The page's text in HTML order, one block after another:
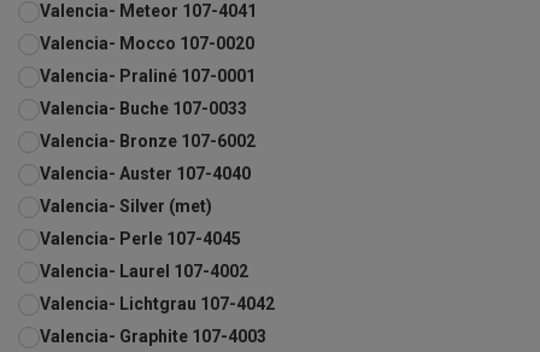
Valencia- Meteor 107-4041
Valencia- Mocco 107-0020
Valencia- Praliné 107-0001
Valencia- Buche 107-0033
Valencia- Bronze 107-6002
Valencia- Auster 107-4040
Valencia- Silver (met)
Valencia- Perle 107-4045
Valencia- Laurel 107-4002
Valencia- Lichtgrau 107-4042
Valencia- Graphite 107-4003